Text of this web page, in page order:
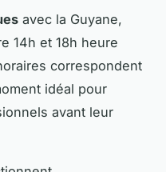
avec la Guyane,
14h et 18h heure
correspondent
idéal pour
avant leur